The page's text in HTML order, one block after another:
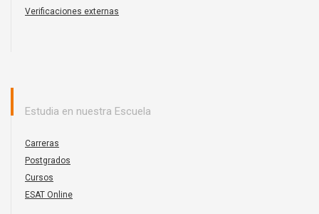
Verificaciones externas
Estudia en nuestra Escuela
Carreras
Postgrados
Cursos
ESAT Online